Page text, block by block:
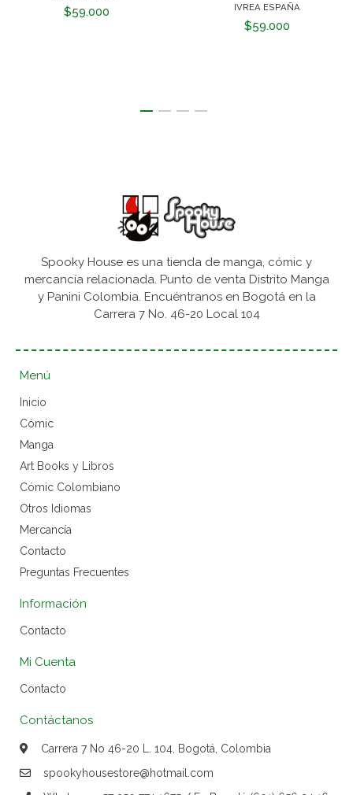
$59.000 IVREA ESPAÑA
$59.000
Spooky House es una tienda de manga, cómic y
mercancía relacionada. Punto de venta Distrito Manga
y Panini Colombia. Encuéntranos en Bogotá en la
Carrera 7 No. 46-20 Local 104
Menú
Inicio
Cómic
Manga
Art Books y Libros
Cómic Colombiano
Otros Idiomas
Mercancía
Contacto
Preguntas Frecuentes
Información
Contacto
Mi Cuenta
Contacto
Contáctanos
Carrera 7 No 46-20 L. 104, Bogotá, Colombia
spookyhousestore@hotmail.com